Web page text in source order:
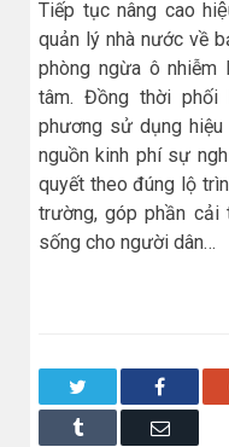
Tiếp tục nâng cao
quản lý nhà nước về
phòng ngừa ô nhiễm
tâm. Đồng thời phối
phương sử dụng
nguồn kinh phí sự
quyết theo đúng lộ
trường, góp phần cải
sống cho người dân…
Tumblr Email